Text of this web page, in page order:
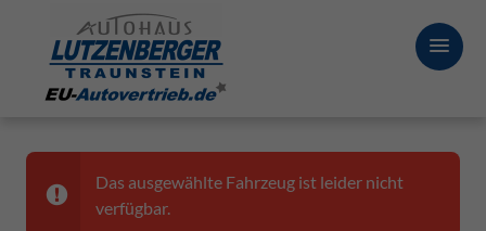
Das ausgewählte Fahrzeug ist leider nicht
verfügbar.